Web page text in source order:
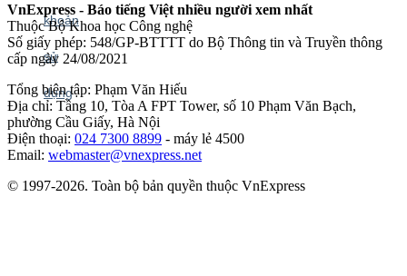
VnExpress - Báo tiếng Việt nhiều người xem nhất
Thuộc Bộ Khoa học Công nghệ
Số giấy phép: 548/GP-BTTTT do Bộ Thông tin và Truyền thông
cấp ngày 24/08/2021
Tổng biên tập: Phạm Văn Hiếu
Địa chỉ: Tầng 10, Tòa A FPT Tower, số 10 Phạm Văn Bạch,
phường Cầu Giấy, Hà Nội
Điện thoại: 024 7300 8899 - máy lẻ 4500
Email: webmaster@vnexpress.net
© 1997-2026. Toàn bộ bản quyền thuộc VnExpress